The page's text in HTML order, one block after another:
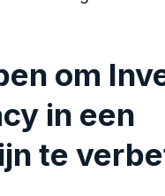
om
in een
te